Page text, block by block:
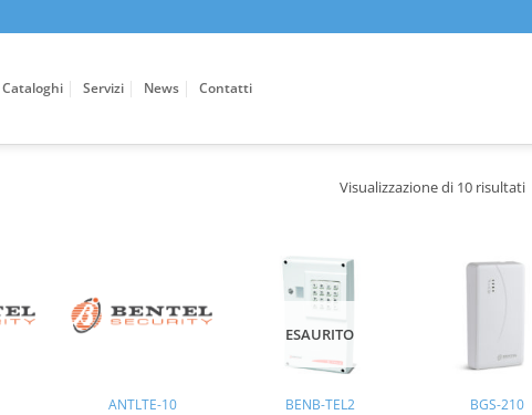
Cataloghi Servizi News Contatti
Visualizzazione di 10 risultati
ANTLTE-10
ESAURITO
BENB-TEL2 BGS-210